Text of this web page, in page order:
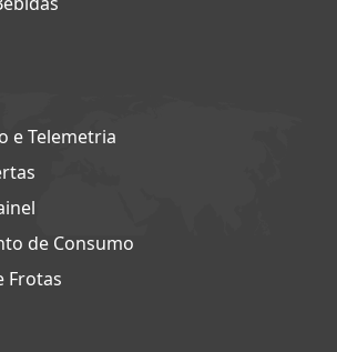
e Telemetria
de Consumo
Frotas